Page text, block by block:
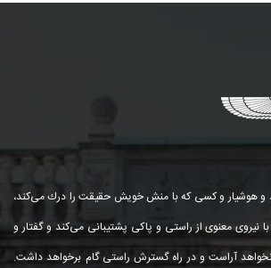
و هوشیار و كسی كه با منش خویش حقیقت را درك می‌كند،
نیروی معنوی از راستی و پاكی پشتیبانی می‌كند و گفتار و
آراست و در راه گسترش راستی گام برخواهد داشت.